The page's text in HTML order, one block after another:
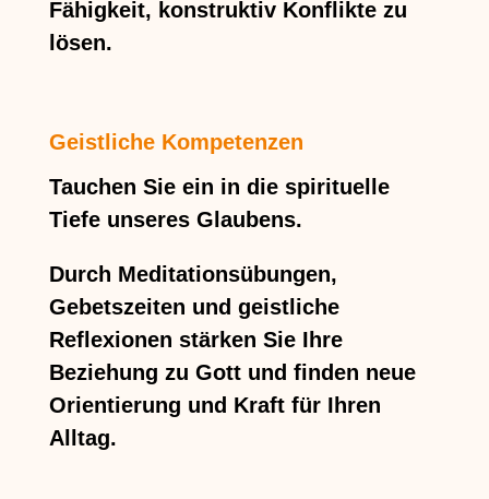
Fähigkeit, konstruktiv Konflikte zu
lösen.
Geistliche Kompetenzen
Tauchen Sie ein in die spirituelle
Tiefe unseres Glaubens.
Durch Meditationsübungen,
Gebetszeiten und geistliche
Reflexionen stärken Sie Ihre
Beziehung zu Gott und finden neue
Orientierung und Kraft für Ihren
Alltag.